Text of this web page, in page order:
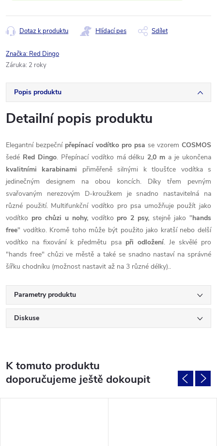
Dotaz k produktu Hlídací pes Sdílet
Značka: Red Dingo
Záruka: 2 roky
Popis produktu
Detailní popis produktu
Elegantní bezpeční přepínací vodítko pro psa se vzorem COSMOS
šedé Red Dingo. Přepínací vodítko má délku 2,0 m a je ukončena
kvalitními karabinami přiměřeně silnými k tloušťce vodítka s
jedinečným designem na obou koncích. Díky třem pevným
svařovaným nerezovým D-kroužkem je snadno nastavitelná na
různé použití. Multifunkční vodítko pro psa umožňuje použít jako
vodítko pro chůzi u nohy,vodítko pro 2 psy, stejně jako "hands
free" vodítko. Kromě toho může být použito jako kratší nebo delší
vodítko na fixování k předmětu psa při odložení. Je skvělé pro
"hands free" chůzi ve městě a také se snadno nastaví na správné
šířku chodníku (možnost nastavit až na 3 různé délky)..
Parametry produktu
Diskuse
K tomuto produktu
doporučujeme ještě dokoupit